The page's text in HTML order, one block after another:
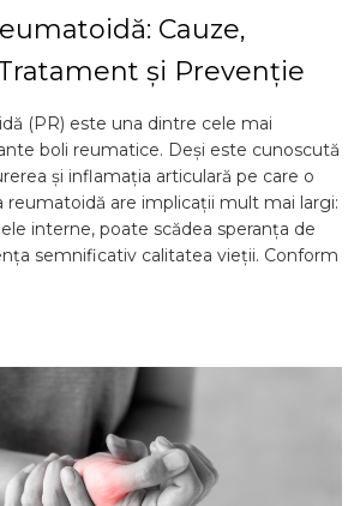
Cauze,
și Prevenție
(PR) este una dintre cele mai
boli reumatice. Deși este cunoscută
și inflamația articulară pe care o
reumatoidă are implicații mult mai largi:
interne, poate scădea speranța de
semnificativ calitatea vieții. Conform